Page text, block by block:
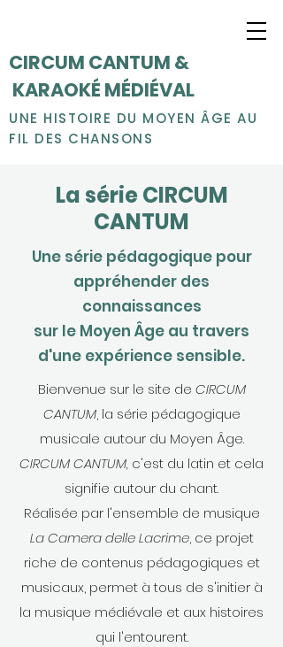
CIRCUM CANTUM &
KARAOKÉ MÉDIÉVAL
UNE HISTOIRE DU MOYEN ÂGE AU
FIL DES CHANSONS
La série CIRCUM
CANTUM
Une série pédagogique pour
appréhender des
connaissances
sur le Moyen Âge au travers
d'une expérience sensible.
Bienvenue sur le site de CIRCUM
CANTUM, la série pédagogique
musicale autour du Moyen Âge.
CIRCUM CANTUM, c'est du latin et cela
signifie autour du chant.
Réalisée par l'ensemble de musique
La Camera delle Lacrime, ce projet
riche de contenus pédagogiques et
musicaux, permet à tous de s'initier à
la musique médiévale et aux histoires
qui l'entourent.